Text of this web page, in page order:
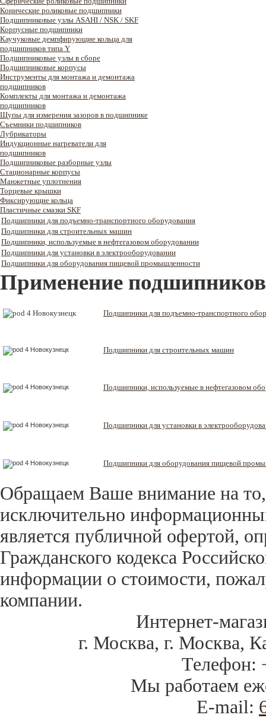
Конические роликовые подшипники
Подшипниковые узлы ASAHI / NSK / SKF
Корпусные подшипники
Каучуковые демпфирующие кольца для
подшипников типа Y
Подшипниковые узлы в сборе
Подшипниковые корпусы
Инструменты для монтажа и демонтажа
подшипников
Комплекты для монтажа и демонтажа
подшипников
Щупы для измерения зазоров в подшипнике
Съемники подшипников
Лубрикаторы
Индукционные нагреватели для
подшипников
Подшипниковые разборные узлы
Стационарные корпусы
Манжетные уплотнения
Торцевые крышки
Фиксирующие кольца
Пластичные смазки SKF
Подшипники для подъемно-транспортного оборудования
Подшипники для строительных машин
Подшипники, используемые в нефтегазовом оборудовании
Подшипники для установки в электрооборудовании
Подшипники для оборудования пищевой промышленности
Применение подшипников
Подшипники для подъемно-транспортного
Подшипники для строительных машин
Подшипники, используемые в нефтегазовом
Подшипники для установки в
Подшипники для оборудования пищевой
Обращаем Ваше внимание на
исключительно
является публичной офертой,
Гражданского кодекса
информации о стоимости,
компании.
Интернет-
г. Москва,г. Москва,
Телефон:
Мы работаем
E-mail: